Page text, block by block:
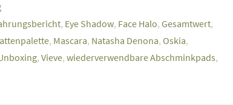
, Eye Shadow, Face Halo, Gesamtwert,
, Mascara, Natasha Denona, Oskia,
, Vieve, wiederverwendbare Abschminkpads,